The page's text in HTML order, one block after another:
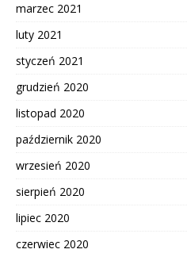
marzec 2021
luty 2021
styczeń 2021
grudzień 2020
listopad 2020
październik 2020
wrzesień 2020
sierpień 2020
lipiec 2020
czerwiec 2020